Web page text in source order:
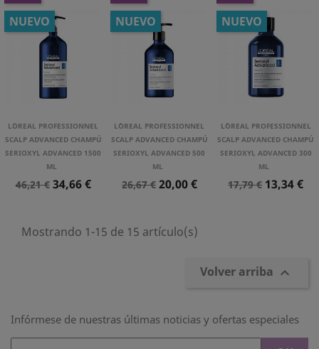
L´OREAL PROFESSIONNEL
SCALP ADVANCED CHAMPÚ
SERIOXYL ADVANCED 1500
ML
Precio
46,21 € Precio
34,66 €
NUEVO
L´OREAL PROFESSIONNEL
SCALP ADVANCED CHAMPÚ
SERIOXYL ADVANCED 500
ML
Precio
26,67 € Precio
20,00 €
NUEVO
L´OREAL PROFESSIONNEL
SCALP ADVANCED CHAMPÚ
SERIOXYL ADVANCED 300
ML
Precio
17,79 € Precio
13,34 €
NUEVO
Mostrando 1-15 de 15 artículo(s)
Volver arriba 
Infórmese de nuestras últimas noticias y ofertas especiales